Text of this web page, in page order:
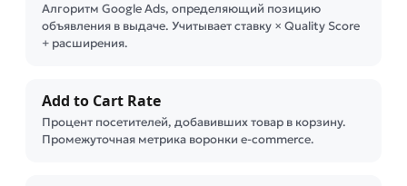
Алгоритм Google Ads, определяющий позицию
объявления в выдаче. Учитывает ставку × Quality Score
+ расширения.
Add to Cart Rate
Процент посетителей, добавивших товар в корзину.
Промежуточная метрика воронки e-commerce.